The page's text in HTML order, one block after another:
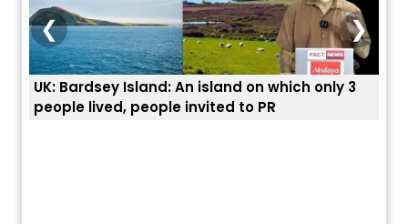
UK: Bardsey Island: An island on which only 3
people lived, people invited to PR
❮ ❯